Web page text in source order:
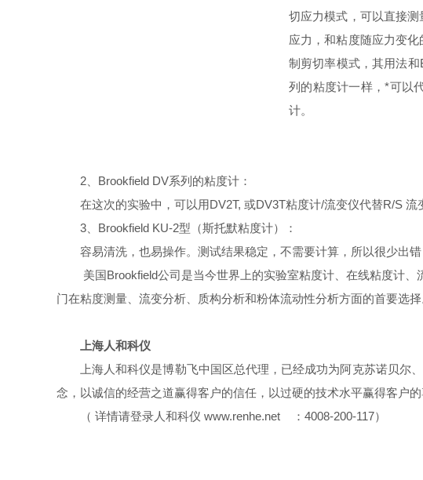
切应力模式，可以直接测
应力，和粘度随应力变
制剪切率模式，其用法和
列的粘度计一样，*可以
计。
2 Brookfield DV系列的粘度计：
在这次的实验中，可以用DV2T, 或DV3T粘度计/流变仪代替R/S 流
3 、Brookfield KU-2型（斯托默粘度计）：
容易清洗，也易操作。测试结果稳定，不需要计算，所以很少出
美国Brookfield公司是当今世界上的实验室粘度计、在线粘度计、
门在粘度测量、流变分析、质构分析和粉体流动性分析方面的首要选择
上海人和科仪
上海人和科仪是博勒飞中国区总代理，已经成功为阿克苏诺贝尔、
念，以诚信的经营之道赢得客户的信任，以过硬的技术水平赢得客户
（ 详情请登录人和科仪 www.renhe.net ： 4008-200-117）